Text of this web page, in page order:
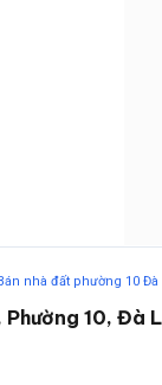
Bán nhà đất phường 10 Đà
10, Đà